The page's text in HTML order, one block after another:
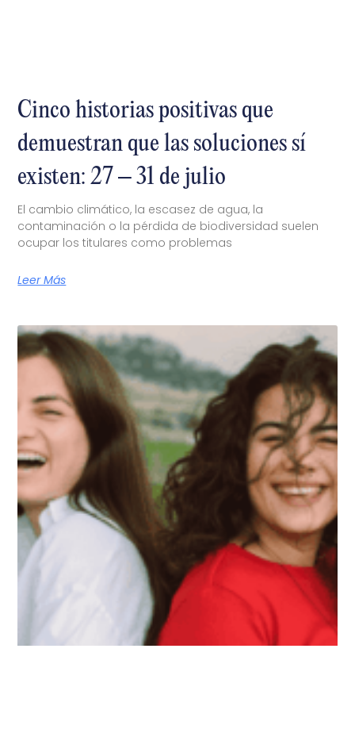
Cinco historias positivas que
demuestran que las soluciones sí
existen: 27 – 31 de julio
El cambio climático, la escasez de agua, la
contaminación o la pérdida de biodiversidad suelen
ocupar los titulares como problemas
Leer Más